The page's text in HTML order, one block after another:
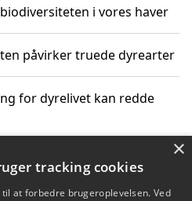
i vores haver
påvirker truede dyrearter
for dyrelivet kan redde
voksne støtte bevarelsen
×
tracking cookies
at forbedre brugeroplevelsen. Ved